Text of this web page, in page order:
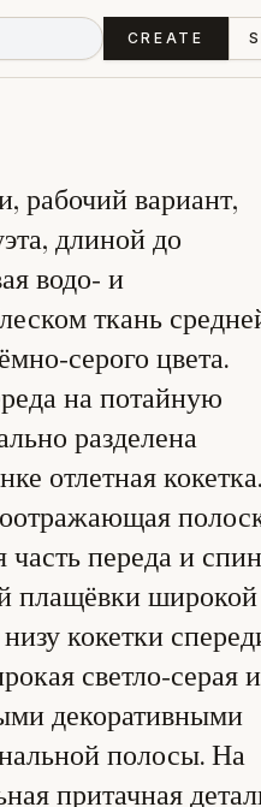
CREATE
рабочий вариант,
длиной до
водо‑ и
ткань
цвета.
на потайную
разделена
отлетная кокетка.
переда и
плащёвки широкой
кокетки
светло‑серая
декоративными
полосы. На
притачная